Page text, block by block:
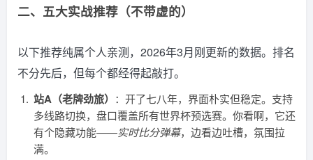
二、五大实战推荐（不带虚的）
以下推荐纯属个人亲测，2026年3月刚更新的数据。排名
不分先后，但每个都经得起敲打。
站A（老牌劲旅） ：开了七八年，界面朴实但稳定。支持
多线路切换，盘口覆盖所有世界杯预选赛。你看啊，它还
有个隐藏功能——实时比分弹幕，边看边吐槽，氛围拉
满。